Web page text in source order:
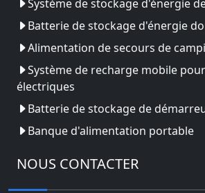
Système de stockage d'énergie
Batterie de stockage d'énergie
Alimentation de secours de
Système de recharge mobile
électriques
Batterie de stockage de
Banque d'alimentation portable
NOUS CONTACTER